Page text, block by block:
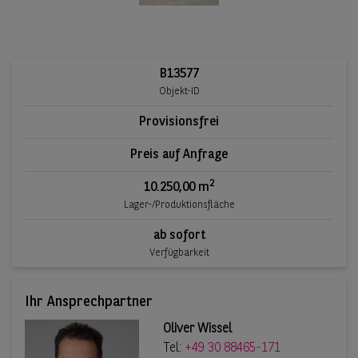
B13577
Objekt-ID
Provisionsfrei
Preis auf Anfrage
10.250,00 m2
Lager-/Produktionsfläche
ab sofort
Verfügbarkeit
Ihr Ansprechpartner
Oliver Wissel
Tel: +49 30 88465-171